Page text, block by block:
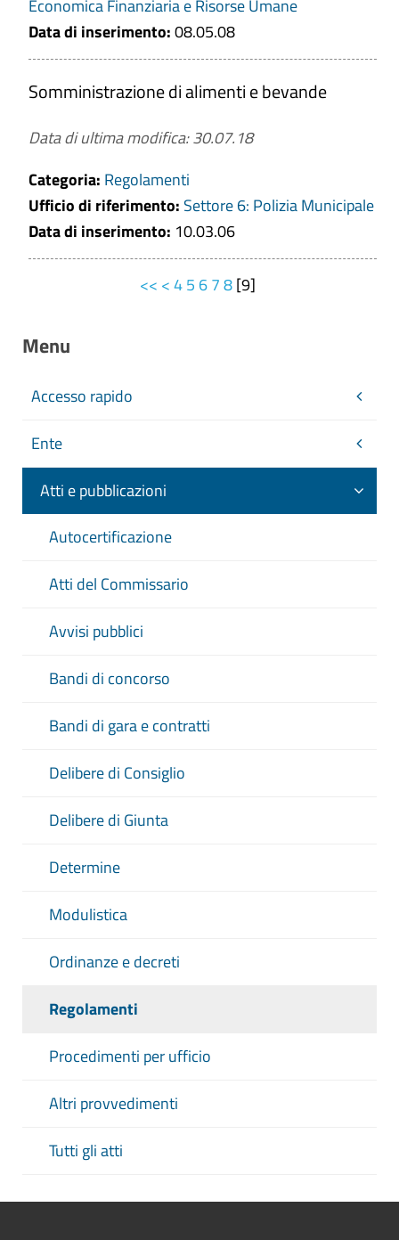
Economica Finanziaria e Risorse Umane
Data di inserimento:08.05.08
Somministrazione di alimenti e bevande
Data di ultima modifica: 30.07.18
Categoria: Regolamenti
Ufficio di riferimento: Settore 6: Polizia Municipale
Data di inserimento: 10.03.06
<< <45 678[9]
Menu
Accesso rapido
Ente
Atti e pubblicazioni
Autocertificazione
Atti del Commissario
Avvisi pubblici
Bandi di concorso
Bandi di gara e contratti
Delibere di Consiglio
Delibere di Giunta
Determine
Modulistica
Ordinanze e decreti
Regolamenti
Procedimenti per ufficio
Altri provvedimenti
Tutti gli atti